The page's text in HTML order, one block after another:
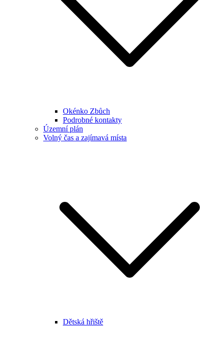
Okénko Zbůch
Podrobné kontakty
Územní plán
Volný čas a zajímavá místa
Dětská hřiště